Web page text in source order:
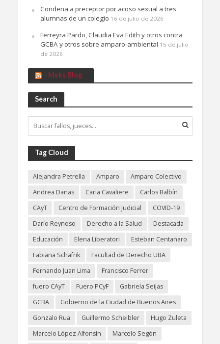
Condena a preceptor por acoso sexual a tres
alumnas de un colegio 16 de julio de 2026
Ferreyra Pardo, Claudia Eva Edith y otros contra
GCBA y otros sobre amparo-ambiental 15 de julio
de 2026
Meks Blog
Search
Tag Cloud
Alejandra Petrella Amparo
Amparo Colectivo
Andrea Danas
Carla Cavaliere
Carlos Balbín
CAyT
Centro de Formación Judicial
COVID-19
Darío Reynoso
Derecho a la Salud
Destacada
Educación
Elena Liberatori
Esteban Centanaro
Fabiana Schafrik
Facultad de Derecho UBA
Fernando Juan Lima
Francisco Ferrer
fuero CAyT
Fuero PCyF
Gabriela Seijas
GCBA
Gobierno de la Ciudad de Buenos Aires
Gonzalo Rua
Guillermo Scheibler
Hugo Zuleta
Marcelo López Alfonsín
Marcelo Segón